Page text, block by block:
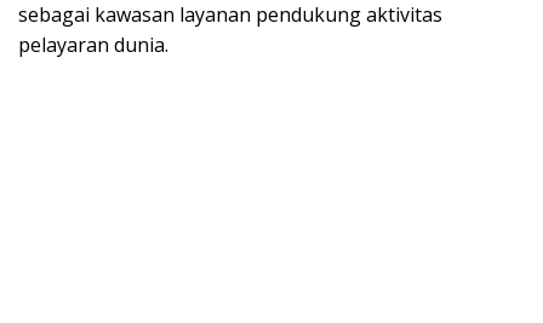
sebagai kawasan layanan pendukung aktivitas
pelayaran dunia.